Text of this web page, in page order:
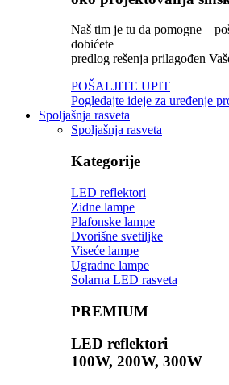
Naš tim je tu da pomogne –
dobićete
predlog rešenja prilagođen
POŠALJITE UPIT
Pogledajte ideje za uređenje
Spoljašnja rasveta
Spoljašnja rasveta
Kategorije
LED reflektori
Zidne lampe
Plafonske lampe
Dvorišne svetiljke
Viseće lampe
Ugradne lampe
Solarna LED rasveta
PREMIUM
LED reflektori
100W, 200W, 300W